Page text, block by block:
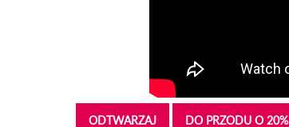
ODTWARZAJ DO PRZODU O 20%